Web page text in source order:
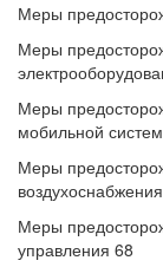
Меры
Меры
Меры
мобильной
Меры
Меры
управления 68